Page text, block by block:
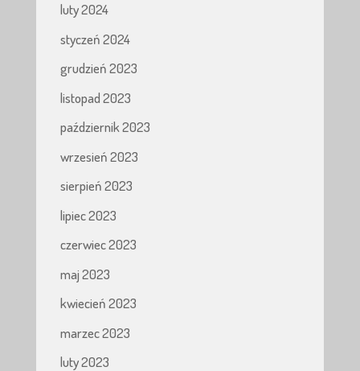
luty 2024
styczeń 2024
grudzień 2023
listopad 2023
październik 2023
wrzesień 2023
sierpień 2023
lipiec 2023
czerwiec 2023
maj 2023
kwiecień 2023
marzec 2023
luty 2023